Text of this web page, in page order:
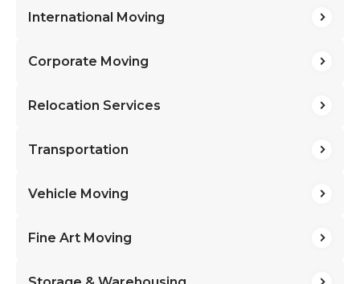
International Moving
Corporate Moving
Relocation Services
Transportation
Vehicle Moving
Fine Art Moving